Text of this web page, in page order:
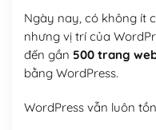
Ngày nay, có không ít
nhưng vị trí của
đến gần 500 trang
bằng WordPress.
WordPress vẫn luôn